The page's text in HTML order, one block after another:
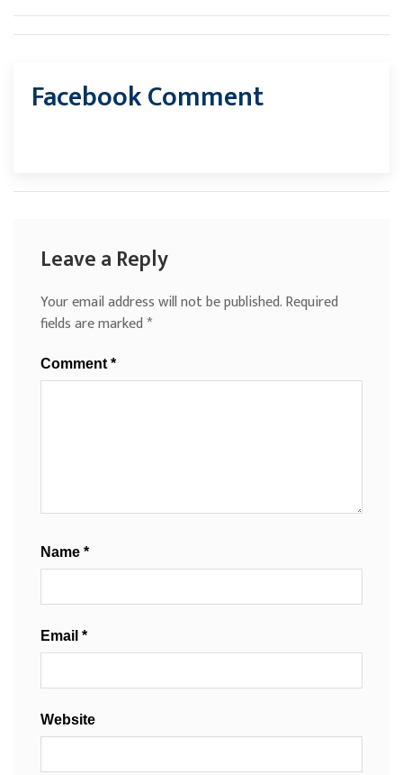
Facebook Comment
Leave a Reply
Your email address will not be published.Required
fields are marked*
Comment *
Name *
Email *
Website